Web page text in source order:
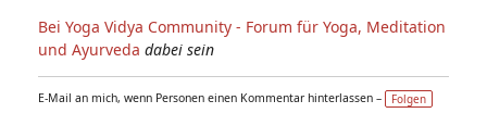
Bei Yoga Vidya Community - Forum für Yoga, Meditation
und Ayurveda dabei sein
E-Mail an mich, wenn Personen einen Kommentar hinterlassen – Folgen